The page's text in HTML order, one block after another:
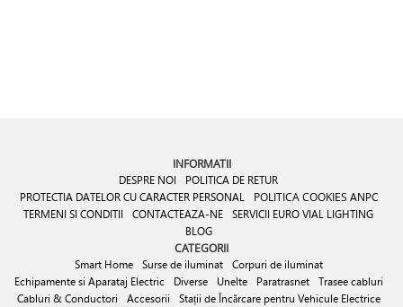
INFORMATII
DESPRE NOI
POLITICA DE RETUR
PROTECTIA DATELOR CU CARACTER PERSONAL
POLITICA COOKIES ANPC
TERMENI SI CONDITII
CONTACTEAZA-NE SERVICII EURO VIAL LIGHTING
BLOG
CATEGORII
Smart Home Surse de iluminat
Corpuri de iluminat
Echipamente si Aparataj Electric
Diverse Unelte Paratrasnet
Trasee cabluri
Cabluri & Conductori
Accesorii Stații de Încărcare pentru Vehicule Electrice